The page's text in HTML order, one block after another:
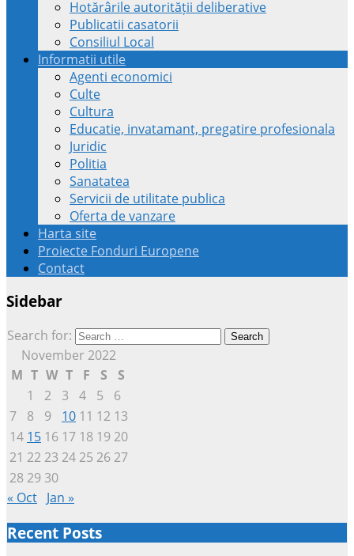
Hotărârile autorității deliberative
Publicatii casatorii
Consiliul Local
Informatii utile
Agenti economici
Culte
Cultura
Educatie, invatamant, pregatire profesionala
Juridic
Politia
Sanatatea
Servicii de utilitate publica
Oferta de vanzare
Harta site
Proiecte Fonduri Europene
Contact
Sidebar
Search for:
November 2022
M T W T F S
S
1
2 3 4 5
6
7
8 9 10 11 12 13
14 15 16 17 18 19 20
21 22 23 24 25 26 27
28 29 30
« Oct Jan »
Recent Posts